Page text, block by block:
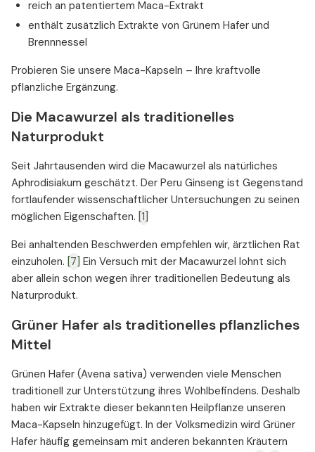
reich an patentiertem Maca-Extrakt
enthält zusätzlich Extrakte von Grünem Hafer und
Brennnessel
Probieren Sie unsere Maca-Kapseln – Ihre kraftvolle
pflanzliche Ergänzung.
Die Macawurzel als traditionelles
Naturprodukt
Seit Jahrtausenden wird die Macawurzel als natürliches
Aphrodisiakum geschätzt. Der Peru Ginseng ist Gegenstand
fortlaufender wissenschaftlicher Untersuchungen zu seinen
möglichen Eigenschaften. [1]
Bei anhaltenden Beschwerden empfehlen wir, ärztlichen Rat
einzuholen. [7] Ein Versuch mit der Macawurzel lohnt sich
aber allein schon wegen ihrer traditionellen Bedeutung als
Naturprodukt.
Grüner Hafer als traditionelles pflanzliches
Mittel
Grünen Hafer (Avena sativa) verwenden viele Menschen
traditionell zur Unterstützung ihres Wohlbefindens. Deshalb
haben wir Extrakte dieser bekannten Heilpflanze unseren
Maca-Kapseln hinzugefügt. In der Volksmedizin wird Grüner
Hafer häufig gemeinsam mit anderen bekannten Kräutern